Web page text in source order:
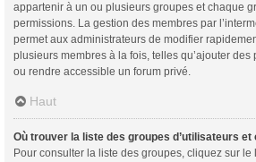
appartenir à un ou plusieurs groupes et chaque
permissions. La gestion des membres par
permet aux administrateurs de modifier
plusieurs membres à la fois, telles qu’ajouter
ou rendre accessible un forum privé.
Haut
Où trouver la liste des groupes d’utilisateurs
Pour consulter la liste des groupes, cliquez sur le